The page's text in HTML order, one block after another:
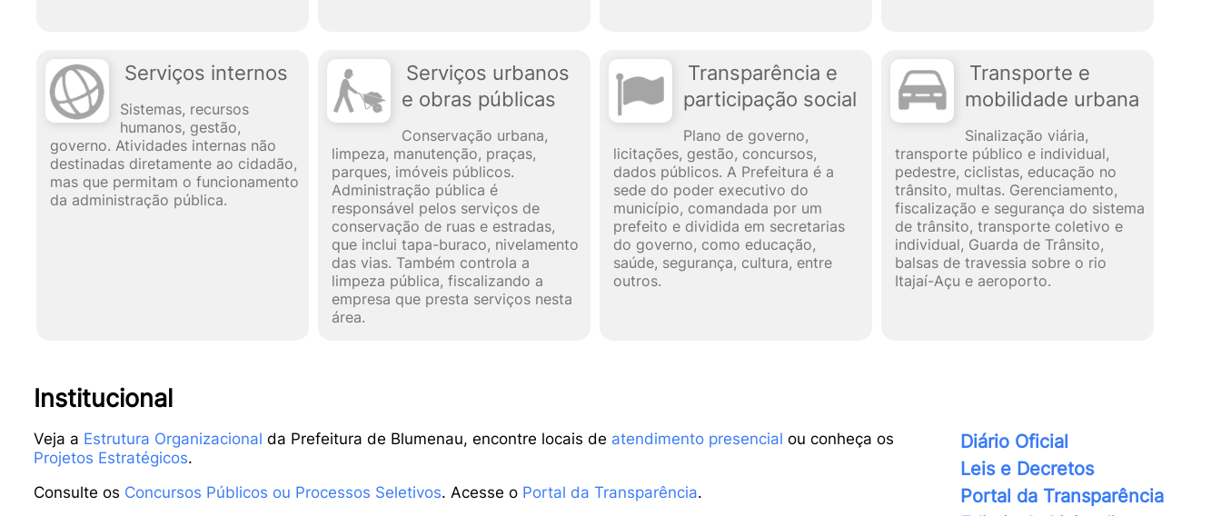
Serviços internos
Sistemas, recursos
humanos, gestão,
governo. Atividades internas não
destinadas diretamente ao cidadão,
mas que permitam o funcionamento
da administração pública.
Serviços urbanos
e obras públicas
Conservação urbana,
limpeza, manutenção, praças,
parques, imóveis públicos.
Administração pública é
responsável pelos serviços de
conservação de ruas e estradas,
que inclui tapa-buraco, nivelamento
das vias. Também controla a
limpeza pública, fiscalizando a
empresa que presta serviços nesta
área.
Transparência e
participação social
Plano de governo,
licitações, gestão, concursos,
dados públicos. A Prefeitura é a
sede do poder executivo do
município, comandada por um
prefeito e dividida em secretarias
do governo, como educação,
saúde, segurança, cultura, entre
outros.
Transporte e
mobilidade urbana
Sinalização viária,
transporte público e individual,
pedestre, ciclistas, educação no
trânsito, multas. Gerenciamento,
fiscalização e segurança do sistema
de trânsito, transporte coletivo e
individual, Guarda de Trânsito,
balsas de travessia sobre o rio
Itajaí-Açu e aeroporto.
Institucional
Veja a Estrutura Organizacional da Prefeitura de Blumenau, encontre locais de atendimento presencial ou conheça os
Projetos Estratégicos.
Consulte os Concursos Públicos ou Processos Seletivos. Acesse o Portal da Transparência.
Diário Oficial
Leis e Decretos
Portal da Transparência